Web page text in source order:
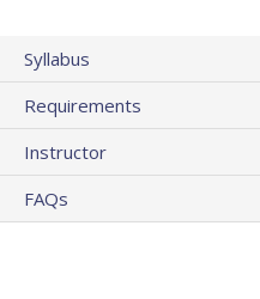
Syllabus
Requirements
Instructor
FAQs